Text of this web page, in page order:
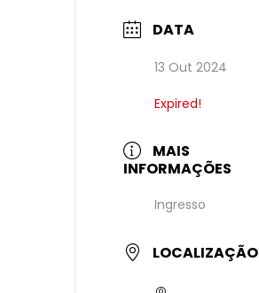
DATA
13 Out 2024
Expired!
MAIS
INFORMAÇÕES
Ingresso
LOCALIZAÇÃO